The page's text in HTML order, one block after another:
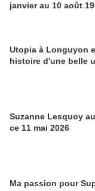
janvier au 10 août
Utopia à Longuyon
histoire d'une belle
Suzanne Lesquoy
ce 11 mai 2026
Ma passion pour